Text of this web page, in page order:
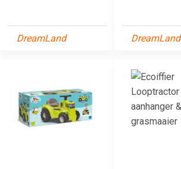
DreamLand DreamLand